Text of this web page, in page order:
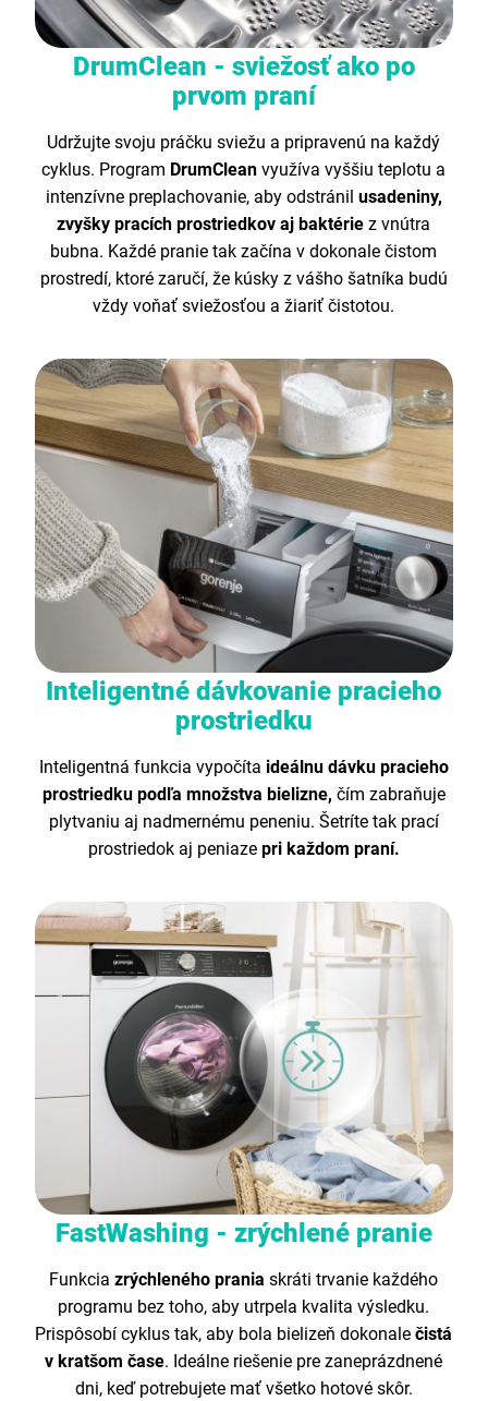
DrumClean - sviežosť ako po
prvom praní
Udržujte svoju práčku sviežu a pripravenú na každý
cyklus. Program DrumCleanvyužíva vyššiu teplotu a
intenzívne preplachovanie, aby odstránil usadeniny,
zvyšky pracích prostriedkov aj baktérie z vnútra
bubna. Každé pranie tak začína v dokonale čistom
prostredí, ktoré zaručí, že kúsky z vášho šatníka budú
vždy voňať sviežosťou a žiariť čistotou.
Inteligentné dávkovanie pracieho
prostriedku
Inteligentná funkcia vypočíta ideálnu dávku pracieho
prostriedku podľa množstva bielizne, čím zabraňuje
plytvaniu aj nadmernému peneniu. Šetríte tak prací
prostriedok aj peniazepri každom praní.
FastWashing - zrýchlené pranie
Funkciazrýchleného prania skráti trvanie každého
programu bez toho, aby utrpela kvalita výsledku.
Prispôsobí cyklus tak, aby bola bielizeň dokonalečistá
v kratšom čase. Ideálne riešenie pre zaneprázdnené
dni, keď potrebujete mať všetko hotové skôr.